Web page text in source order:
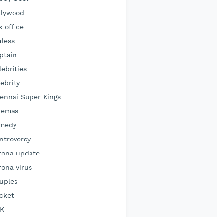
office
Super Kings
update
virus